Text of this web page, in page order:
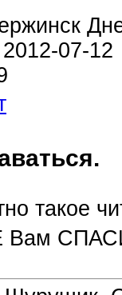
07-12
такое
Вам